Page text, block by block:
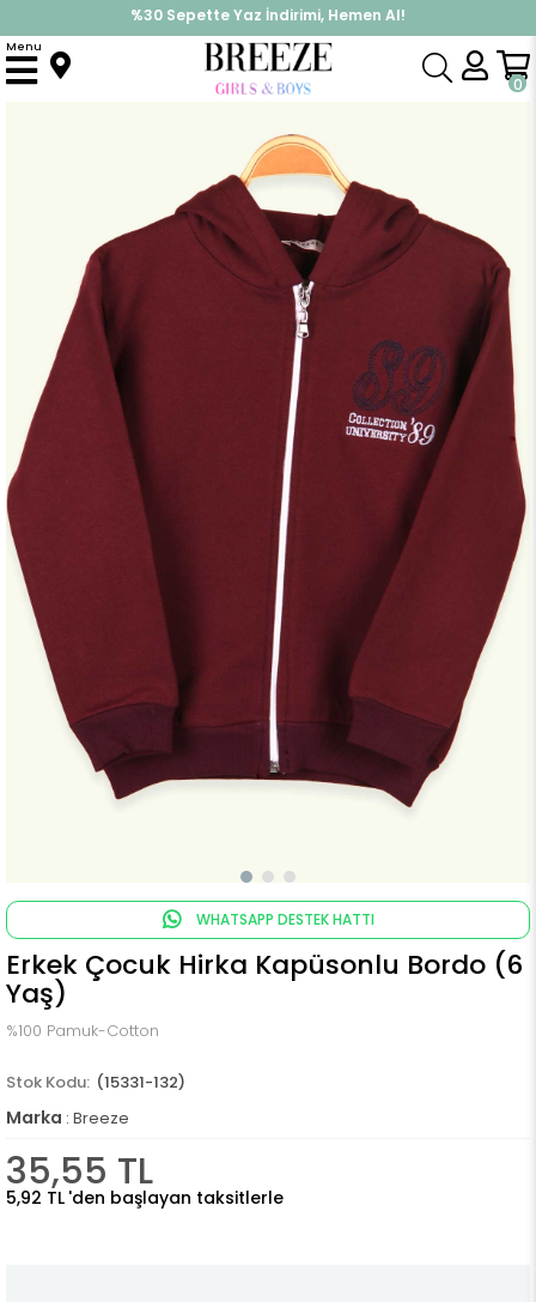
%30 Sepette Yaz İndirimi, Hemen Al!
İndirimlere ek %10 İndirimi Kap, Hemen Üye Ol!
0
Menu
Anasayfa Üst Giyim Hırka
WHATSAPP DESTEK HATTI
Erkek Çocuk Hirka Kapüsonlu Bordo (6
Yaş)
%100 Pamuk-Cotton
(15331-132)
Marka : Breeze
35,55 TL
5,92 TL 'den başlayan taksitlerle